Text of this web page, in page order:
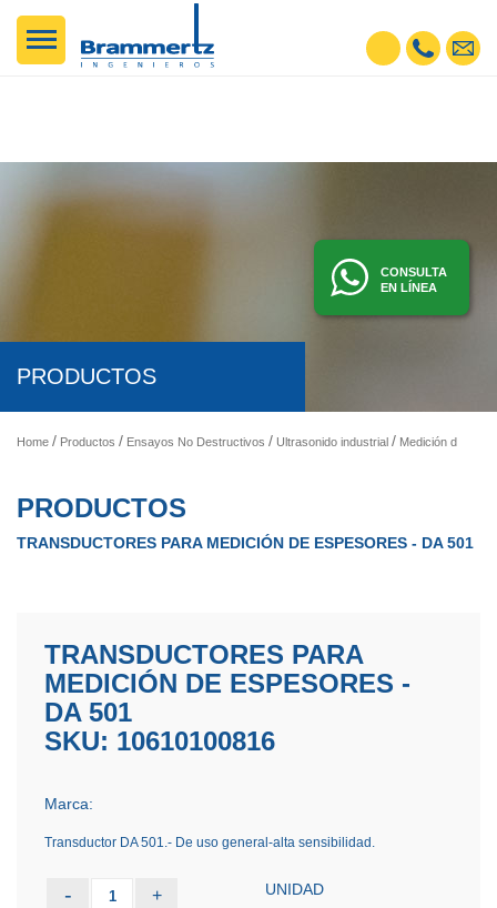
CONSULTA
EN LÍNEA
PRODUCTOS
Home Productos Ensayos No Destructivos Ultrasonido industrial Medición de espesores por ultrasonido
PRODUCTOS
TRANSDUCTORES PARA MEDICIÓN DE ESPESORES - DA 501
TRANSDUCTORES PARA
MEDICIÓN DE ESPESORES -
DA 501
SKU: 10610100816
Marca:
Transductor DA 501.- De uso general-alta sensibilidad.
- 1 + UNIDAD